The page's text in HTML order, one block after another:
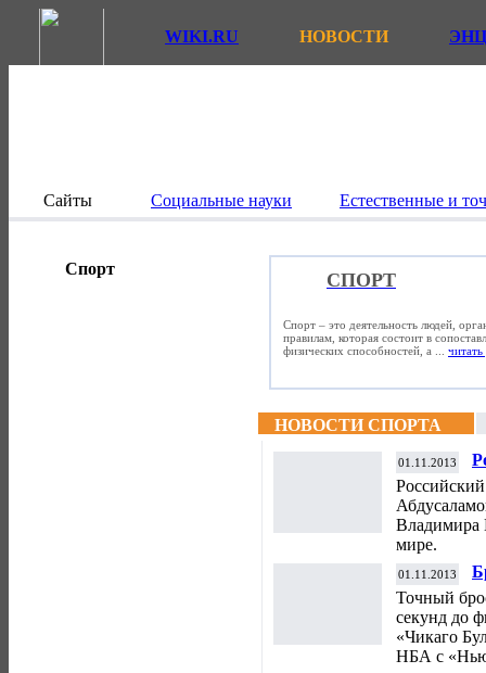
WIKI.RU НОВОСТИ
Сайты Социальные науки Естественные и
Спорт
СПОРТ
Спорт – это деятельность людей,
правилам, которая состоит в
физических способностей, а ... читать
НОВОСТИ СПОРТА
01.11.2013
Владимира
мире.
01.11.2013
Точный
секунд до
«Чикаго
НБА с